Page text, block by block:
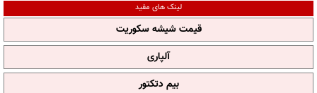
لینک های مفید
قیمت شیشه سکوریت
آلپاری
بیم دتکتور